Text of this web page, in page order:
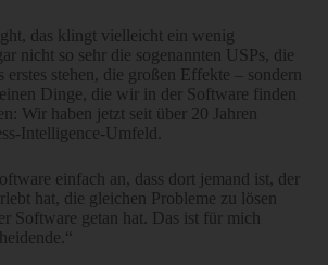
das klingt vielleicht ein wenig
nicht so sehr die sogenannten USPs, die
erstes stehen, die großen Effekte – sondern
Dinge, die wir in der Software finden
Wir haben jetzt seit über 20 Jahren
Intelligence-Umfeld.
einfach an, dass dort jemand ist, der
hat, die gleichen Probleme zu lösen
Software getan hat. Das ist für mich